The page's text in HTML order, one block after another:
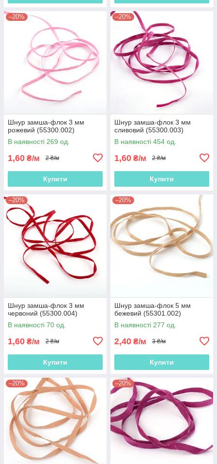
–20%
Шнур замша-флок 3 мм
рожевий (55300.002)
В наявності 269 од.
1,60 ₴/м 2 ₴/м
Купити
–20%
Шнур замша-флок 3 мм
сливовий (55300.003)
В наявності 454 од.
1,60 ₴/м 2 ₴/м
Купити
–20%
Шнур замша-флок 3 мм
червоний (55300.004)
В наявності 70 од.
1,60 ₴/м 2 ₴/м
Купити
–20%
Шнур замша-флок 5 мм
бежевий (55301.002)
В наявності 277 од.
2,40 ₴/м 3 ₴/м
Купити
–20% –20%